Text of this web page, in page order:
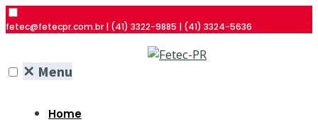
fetec@fetecpr.com.br | (41) 3322-9885 | (41) 3324-5636
✕ Menu
Home